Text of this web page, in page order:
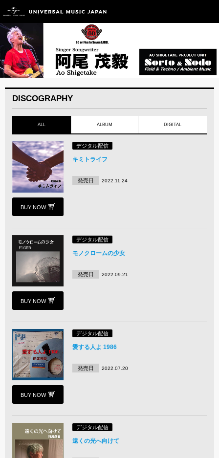
DISCOGRAPHY
ALL ALBUM DIGITAL
BUY NOW
デジタル配信
キミトライフ
発売日 2022.11.24
BUY NOW
デジタル配信
モノクロームの少女
発売日 2022.09.21
BUY NOW
デジタル配信
愛する人よ 1986
発売日 2022.07.20
デジタル配信
遠くの光へ向けて